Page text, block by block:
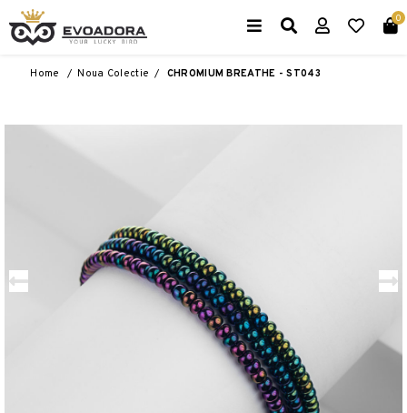
0
Home / Noua Colectie / CHROMIUM BREATHE - ST043